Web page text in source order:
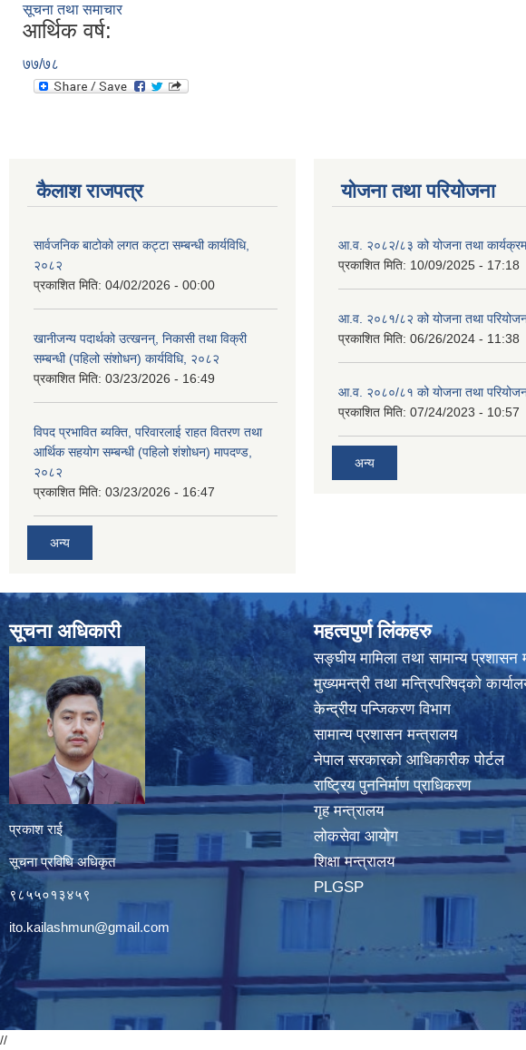
सूचना तथा समाचार
आर्थिक वर्ष:
७७/७८
कैलाश राजपत्र
सार्वजनिक बाटोको लगत कट्टा सम्बन्धी कार्यविधि,
२०८२
प्रकाशित मिति: 04/02/2026 - 00:00
खानीजन्य पदार्थको उत्खनन्, निकासी तथा विक्री
सम्बन्धी (पहिलो संशोधन) कार्यविधि, २०८२
प्रकाशित मिति: 03/23/2026 - 16:49
विपद प्रभावित ब्यक्ति, परिवारलाई राहत वितरण तथा
आर्थिक सहयोग सम्बन्धी (पहिलो शंशोधन) मापदण्ड,
२०८२
प्रकाशित मिति: 03/23/2026 - 16:47
अन्य
योजना तथा परियोजना
आ.व. २०८२/८३ को योजना तथा कार्यक्रम
प्रकाशित मिति: 10/09/2025 - 17:18
आ.व. २०८१/८२ को योजना तथा
प्रकाशित मिति: 06/26/2024 - 11:38
आ.व. २०८०/८१ को योजना तथा
प्रकाशित मिति: 07/24/2023 - 10:57
अन्य
सूचना अधिकारी
प्रकाश राई
सूचना प्रविधि अधिकृत
९८५५०१३४५९
ito.kailashmun@gmail.com
महत्वपुर्ण लिंकहरु
सङ्घीय मामिला तथा सामान्य प्रशासन
मुख्यमन्त्री तथा मन्त्रिपरिषद्‍को
केन्द्रीय पन्जिकरण विभाग
सामान्य प्रशासन मन्त्रालय
नेपाल सरकारको आधिकारीक पोर्टल
राष्ट्रिय पुननिर्माण प्राधिकरण
गृह मन्त्रालय
लोकसेवा आयोग
शिक्षा मन्त्रालय
PLGSP
//